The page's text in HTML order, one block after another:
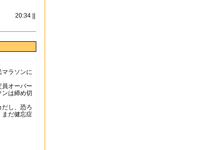
20:34 ||
ラソンに
員オーバー
は締め切
だし、恐ろ
まだ健忘症